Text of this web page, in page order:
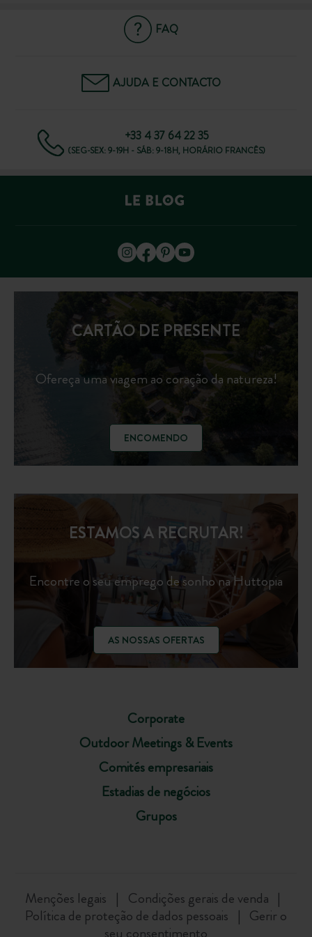
FAQ
AJUDA E CONTACTO
+33 4 37 64 22 35
(SEG-SEX: 9-19H - SÁB: 9-18H, HORÁRIO FRANCÊS)
CARTÃO DE PRESENTE
Ofereça uma viagem ao coração da natureza!
ENCOMENDO
Corporate
Outdoor Meetings & Events
Comités empresariais
Estadias de negócios
Grupos
ESTAMOS A RECRUTAR!
Encontre o seu emprego de sonho na Huttopia
AS NOSSAS OFERTAS
Menções legais
Condições gerais de venda
Política de proteção de dados pessoais
Gerir o
seu consentimento